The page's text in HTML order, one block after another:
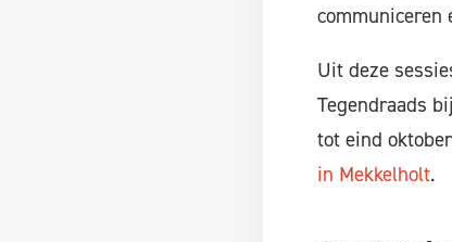
communiceren
Uit deze
Tegendraads
tot eind
in Mekkelholt.